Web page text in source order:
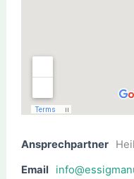
Ansprechpartner
Email